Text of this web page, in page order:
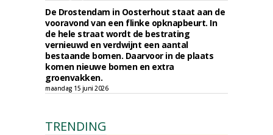
De Drostendam in Oosterhout staat aan de
vooravond van een flinke opknapbeurt. In
de hele straat wordt de bestrating
vernieuwd en verdwijnt een aantal
bestaande bomen. Daarvoor in de plaats
komen nieuwe bomen en extra
groenvakken.
maandag 15 juni 2026
TRENDING